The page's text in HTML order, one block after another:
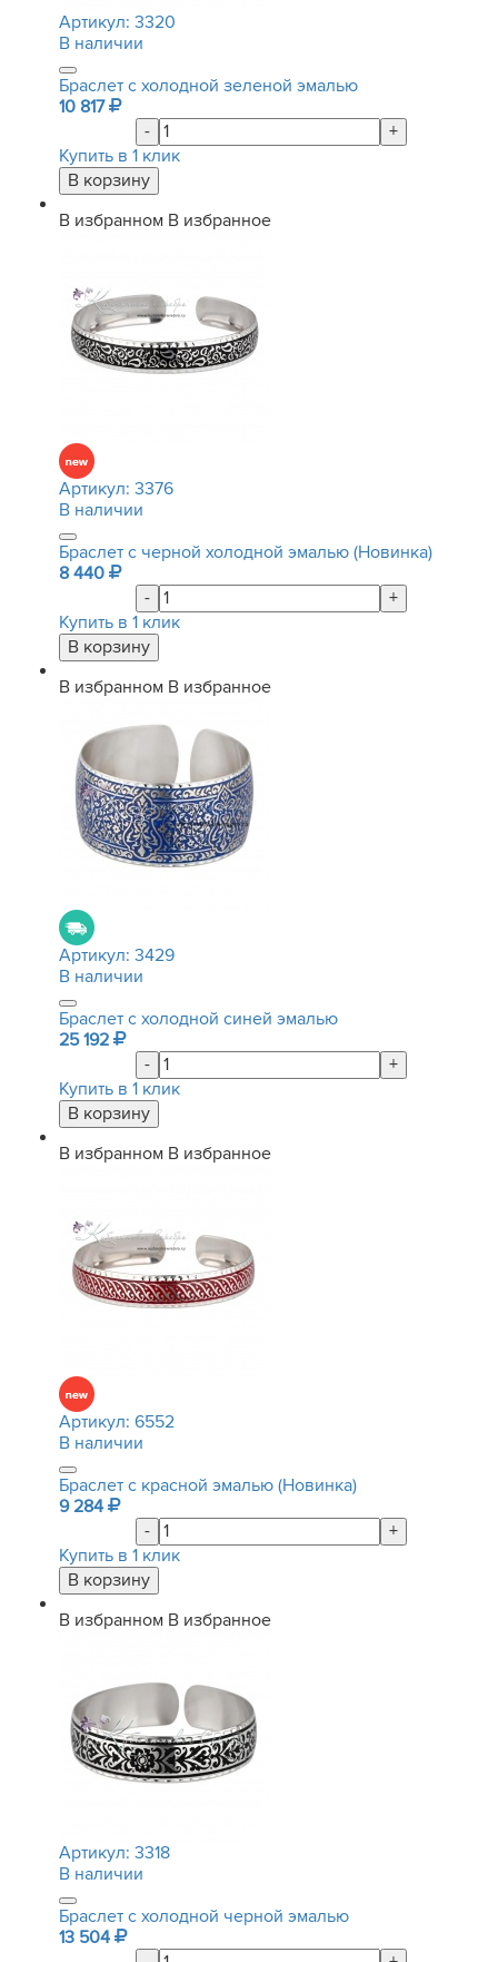
Артикул: 3320
В наличии
Браслет с холодной зеленой эмалью
10 817
-
+
Купить в 1 клик
В избранном В избранное
Артикул: 3376
В наличии
Браслет с черной холодной эмалью (Новинка)
8 440
-
+
Купить в 1 клик
В избранном В избранное
Артикул: 3429
В наличии
Браслет с холодной синей эмалью
25 192
-
+
Купить в 1 клик
В избранном В избранное
Артикул: 6552
В наличии
Браслет с красной эмалью (Новинка)
9 284
-
+
Купить в 1 клик
В избранном В избранное
Артикул: 3318
В наличии
Браслет с холодной черной эмалью
13 504